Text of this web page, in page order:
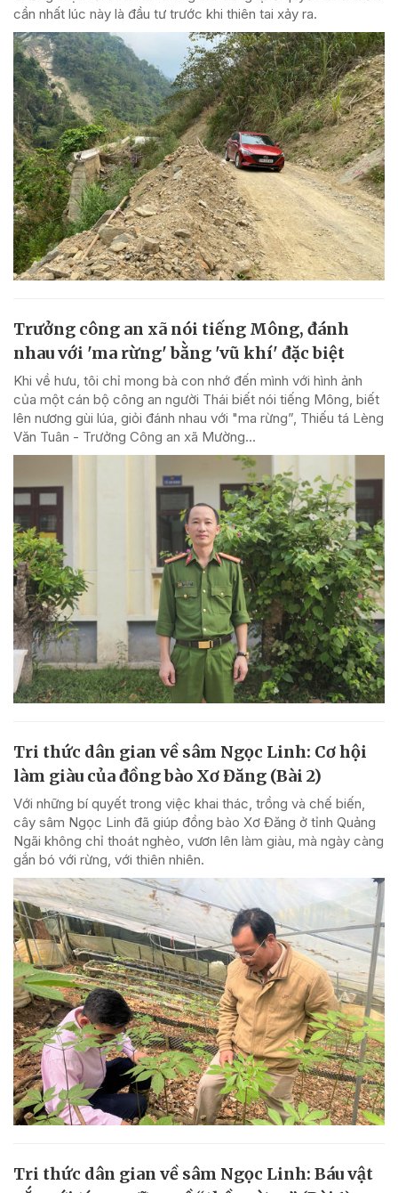
cần nhất lúc này là đầu tư trước khi thiên tai xảy ra.
Trưởng công an xã nói tiếng Mông, đánh
nhau với 'ma rừng' bằng 'vũ khí' đặc biệt
Khi về hưu, tôi chỉ mong bà con nhớ đến mình với hình ảnh
của một cán bộ công an người Thái biết nói tiếng Mông, biết
lên nương gùi lúa, giỏi đánh nhau với "ma rừng”, Thiếu tá Lèng
Văn Tuân - Trưởng Công an xã Mường...
Tri thức dân gian về sâm Ngọc Linh: Cơ hội
làm giàu của đồng bào Xơ Đăng (Bài 2)
Với những bí quyết trong việc khai thác, trồng và chế biến,
cây sâm Ngọc Linh đã giúp đồng bào Xơ Đăng ở tỉnh Quảng
Ngãi không chỉ thoát nghèo, vươn lên làm giàu, mà ngày càng
gắn bó với rừng, với thiên nhiên.
Tri thức dân gian về sâm Ngọc Linh: Báu vật